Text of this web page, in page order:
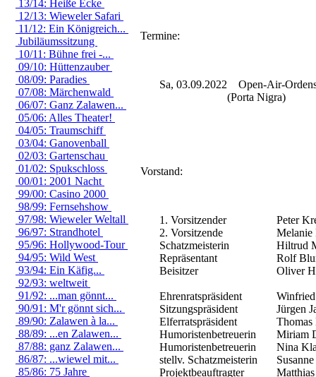
13/14: Heiße Ecke
12/13: Wieweler Safari
11/12: Ein Königreich...
Jubiläumssitzung
10/11: Bühne frei -...
09/10: Hüttenzauber
08/09: Paradies
07/08: Märchenwald
06/07: Ganz Zalawen...
05/06: Alles Theater!
04/05: Traumschiff
03/04: Ganovenball
02/03: Gartenschau
01/02: Spukschloss
00/01: 2001 Nacht
99/00: Casino 2000
98/99: Fernsehshow
97/98: Wieweler Weltall
96/97: Strandhotel
95/96: Hollywood-Tour
94/95: Wild West
93/94: Ein Käfig...
92/93: weltweit
91/92: ...man gönnt...
90/91: M'r gönnt sich...
89/90: Zalawen à la...
88/89: ...en Zalawen...
87/88: ganz Zalawen...
86/87: ...wiewel mit...
85/86: 75 Jahre
Termine:
Sa, 03.09.2022 Open-Air-
(Porta Nigra)
Vorstand:
1. Vorsitzender
Peter
2. Vorsitzende
Melanie
Schatzmeisterin
Hiltrud
Repräsentant
Rolf
Beisitzer
Oliver
Ehrenratspräsident
Winfried
Sitzungspräsident
Jürgen
Elferratspräsident
Thomas
Humoristenbetreuerin
Miriam
Humoristenbetreuerin
Nina
stellv. Schatzmeisterin
Susanne
Projektbeauftragter
Matthias